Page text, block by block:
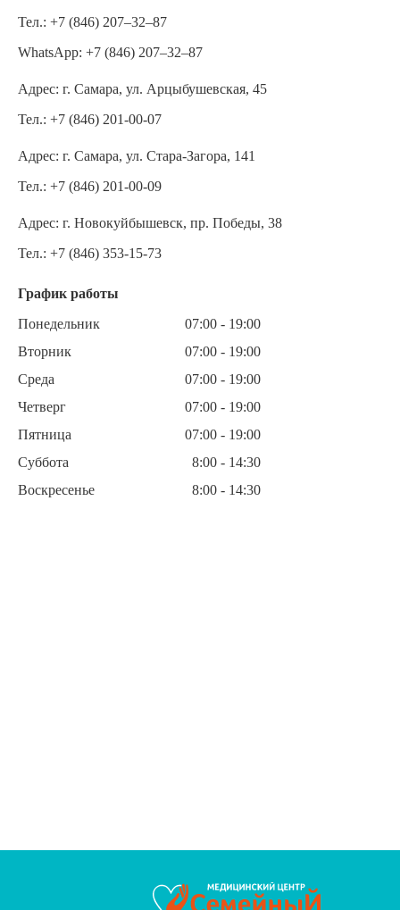
Тел.: +7 (846) 207‒32‒87
WhatsApp: +7 (846) 207‒32‒87
Адрес: г. Самара, ул. Арцыбушевская, 45
Тел.: +7 (846) 201-00-07
Адрес: г. Самара, ул. Стара-Загора, 141
Тел.: +7 (846) 201-00-09
Адрес: г. Новокуйбышевск, пр. Победы, 38
Тел.: +7 (846) 353-15-73
График работы
Понедельник
07:00 - 19:00
Вторник
07:00 - 19:00
Среда
07:00 - 19:00
Четверг
07:00 - 19:00
Пятница
07:00 - 19:00
Суббота
8:00 - 14:30
Воскресенье
8:00 - 14:30